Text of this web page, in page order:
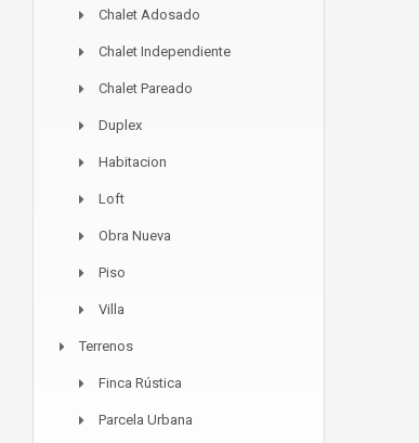
Chalet Adosado
Chalet Independiente
Chalet Pareado
Duplex
Habitacion
Loft
Obra Nueva
Piso
Villa
Terrenos
Finca Rústica
Parcela Urbana